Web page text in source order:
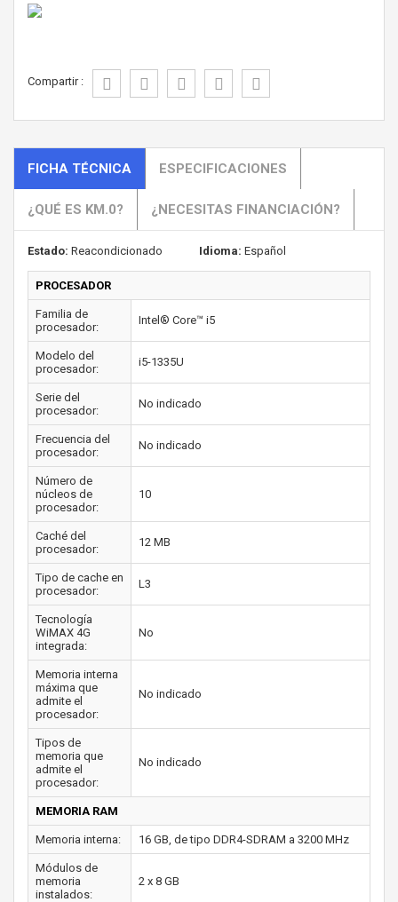
Compartir :
FICHA TÉCNICA ESPECIFICACIONES
¿QUÉ ES KM.0? ¿NECESITAS FINANCIACIÓN?
Estado: Reacondicionado Idioma: Español
PROCESADOR
Familia de
procesador:
Intel® Core™ i5
Modelo del
procesador:
i5-1335U
Serie del
procesador:
No indicado
Frecuencia del
procesador:
No indicado
Número de
núcleos de
procesador:
10
Caché del
procesador:
12 MB
Tipo de cache en
procesador:
L3
Tecnología
WiMAX 4G
integrada:
No
Memoria interna
máxima que
admite el
procesador:
No indicado
Tipos de
memoria que
admite el
procesador:
No indicado
MEMORIA RAM
Memoria interna: 16 GB, de tipo DDR4-SDRAM a 3200 MHz
Módulos de
memoria
instalados:
2 x 8 GB